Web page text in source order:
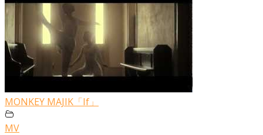
MONKEY MAJIK「If」
MV